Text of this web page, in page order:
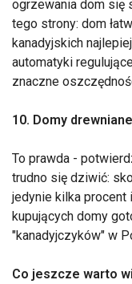
ogrzewania dom się
tego strony: dom
kanadyjskich
automatyki
znaczne
10. Domy
To prawda -
trudno się dziwić:
jedynie kilka
kupujących domy
"kanadyjczyków" w
Co jeszcze warto